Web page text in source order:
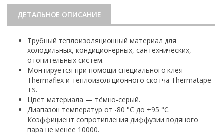
ДЕТАЛЬНОЕ ОПИСАНИЕ
Трубный теплоизоляционный материал для
холодильных, кондиционерных, сантехнических,
отопительных систем.
Монтируется при помощи специального клея
Thermaflex и теплоизоляционного скотча Thermatape
TS.
Цвет материала — тёмно-серый.
Диапазон температур от -80 °С до +95 °С.
Коэффициент сопротивления диффузии водяного
пара не менее 10000.